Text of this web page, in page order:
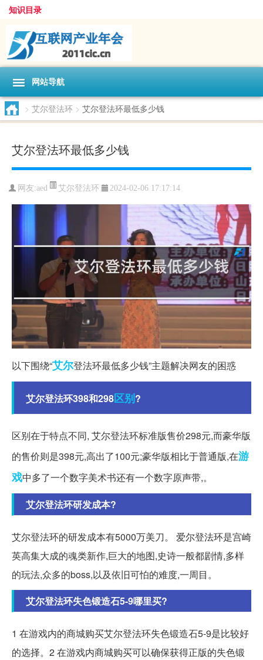
知识目录
网站导航
> 艾尔登法环 > 艾尔登法环最低多少钱
艾尔登法环最低多少钱
网友:aed 艾尔登法环 2024-02-06 17:17:14
以下围绕“艾尔登法环最低多少钱”主题解决网友的困惑
艾尔登法环398和298区别?
区别在于特点不同, 艾尔登法环标准版售价298元,而豪华版
的售价则是398元,高出了100元;豪华版相比于普通版,在游
戏中多了一个数字美术书还有一个数字原声带,。
艾尔登法环研发成本?
艾尔登法环的研发成本有5000万美刀。 爱尔登法环是宫崎
英高集大成的魂类新作,巨大的地图,史诗一般都剧情,多样
的玩法,众多的boss,以及依旧可怕的难度,一周目。
艾尔登法环失色锻造石5-9哪里买?
1 在游戏内的商城购买艾尔登法环失色锻造石5-9是比较好
的选择。2 在游戏内商城购买可以确保获得正版的失色锻